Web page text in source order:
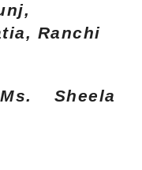
Ranchi
Sheela